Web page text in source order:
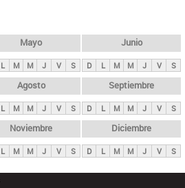
Mayo
L M M J V S
Junio
D L M M J V S
Agosto
L M M J V S
Septiembre
D L M M J V S
Noviembre
L M M J V S
Diciembre
D L M M J V S